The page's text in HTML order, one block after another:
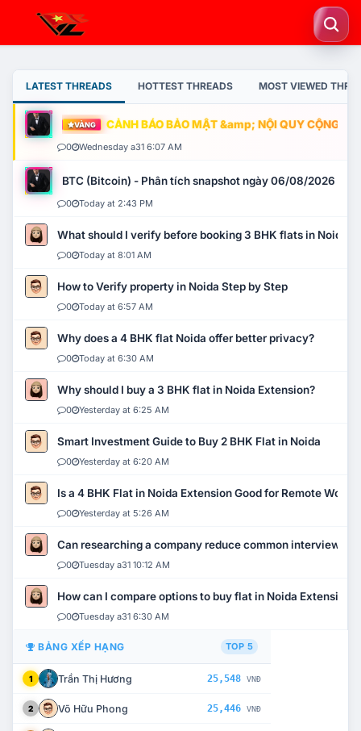
LATEST THREADS HOTTEST THREADS MOST VIEWED
VÀNG CẢNH BÁO BẢO MẬT &amp; NỘI QUY CỘNG
0 Wednesday a31 6:07 AM
BTC (Bitcoin) - Phân tích snapshot ngày 06/08/2026
0 Today at 2:43 PM
What should I verify before booking 3 BHK flats in Noida?
0 Today at 8:01 AM
How to Verify property in Noida Step by Step
0 Today at 6:57 AM
Why does a 4 BHK flat Noida offer better privacy?
0 Today at 6:30 AM
Why should I buy a 3 BHK flat in Noida Extension?
0 Yesterday at 6:25 AM
Smart Investment Guide to Buy 2 BHK Flat in Noida
0 Yesterday at 6:20 AM
Is a 4 BHK Flat in Noida Extension Good for Remote Work?
0 Yesterday at 5:26 AM
Can researching a company reduce common interview
0 Tuesday a31 10:12 AM
How can I compare options to buy flat in Noida Extension?
0 Tuesday a31 6:30 AM
BẢNG XẾP HẠNG TOP 5
1 Trần Thị Hương 25,548 VNĐ
2 Võ Hữu Phong 25,446 VNĐ